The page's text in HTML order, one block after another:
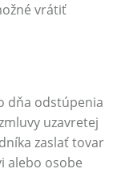
vrátiť
dňa odstúpenia
uzavretej
zaslať tovar
alebo osobe